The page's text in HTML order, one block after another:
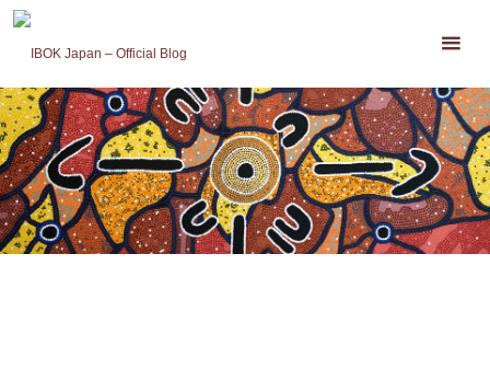
ツ
へ
ス
キ
ッ
プ